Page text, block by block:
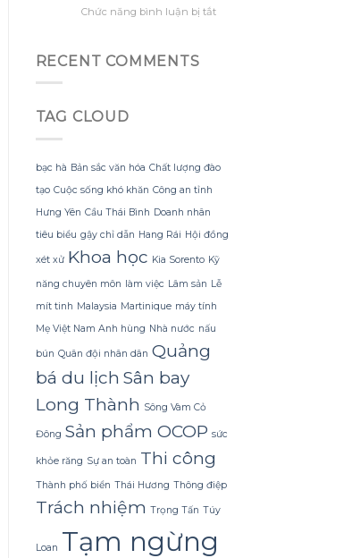
rách
Chức năng bình luận bị tắtở
Quyết
Tắm
Gội
Gừng
Konus
RECENT COMMENTS
TAG CLOUD
bạc hà Bản sắc văn hóa Chất lượng đào
tạo Cuộc sống khó khăn Công an tỉnh
Hưng Yên Cầu Thái Bình Doanh nhân
tiêu biểu gậy chỉ dẫn Hang Rái Hội đồng
xét xử Khoa học Kia Sorento Kỹ
năng chuyên môn làm việc Lâm sản Lễ
mít tinh Malaysia Martinique máy tính
Mẹ Việt Nam Anh hùng Nhà nước nấu
bún Quân đội nhân dân Quảng
bá du lịch Sân bay
Long Thành Sông Vàm Cỏ
Đông Sản phẩm OCOP sức
khỏe răng Sự an toàn Thi công
Thành phố biển Thái Hương Thông điệp
Trách nhiệm Trọng Tấn Túy
Loan Tạm ngừng